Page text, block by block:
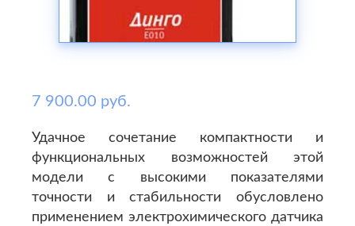
7 900.00 руб.
Удачное сочетание компактности и
функциональных возможностей этой
модели с высокими показателями
точности и стабильности обусловлено
применением электрохимического датчика